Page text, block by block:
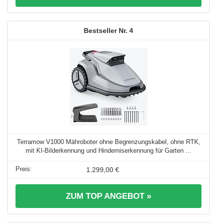
4
Terramow V1000 Mähroboter ohne Begrenzungskabel, ohne RTK,
mit KI-Bilderkennung und Hinderniserkennung für Garten ...
1.299,00 €
ZUM TOP ANGEBOT »